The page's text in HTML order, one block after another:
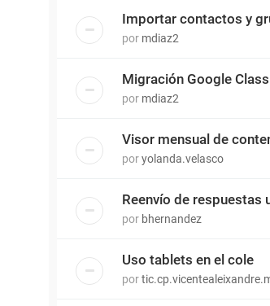
Importar contactos y
por mdiaz2
Migración Google
por mdiaz2
Visor mensual de
poryolanda.velasco
Reenvío de respuestas
por bhernandez
Uso tablets en el cole
por